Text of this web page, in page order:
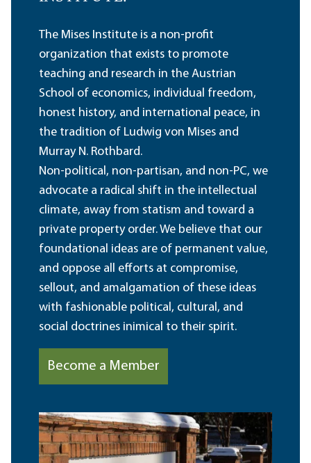
The Mises Institute is a non-profit
organization that exists to promote
teaching and research in the Austrian
School of economics, individual freedom,
honest history, and international peace, in
the tradition of Ludwig von Mises and
Murray N. Rothbard.
Non-political, non-partisan, and non-PC, we
advocate a radical shift in the intellectual
climate, away from statism and toward a
private property order. We believe that our
foundational ideas are of permanent value,
and oppose all efforts at compromise,
sellout, and amalgamation of these ideas
with fashionable political, cultural, and
social doctrines inimical to their spirit.
Become a Member